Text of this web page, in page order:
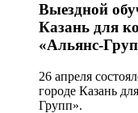
Выездной
Казань для
«Альянс-
26 апреля
городе Казань
Групп».